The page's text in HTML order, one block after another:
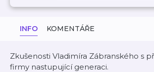
INFO KOMENTÁŘE
Zkušenosti Vladimíra Zábranského s
firmy nastupující generaci.